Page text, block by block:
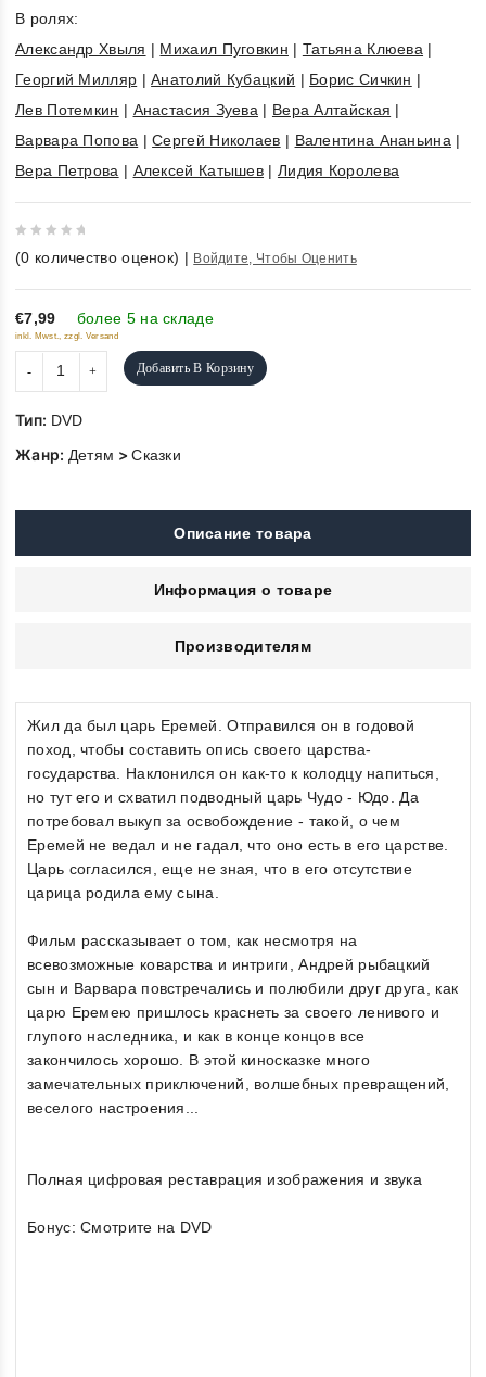
В ролях:
Александр Хвыля | Михаил Пуговкин | Татьяна Клюева |
Георгий Милляр |Анатолий Кубацкий | Борис Сичкин |
Лев Потемкин | Анастасия Зуева | Вера Алтайская |
Варвара Попова |Сергей Николаев | Валентина Ананьина |
Вера Петрова | Алексей Катышев | Лидия Королева
out
of
5
(0 количество оценок) | Войдите, Чтобы Оценить
€7,99 более 5 на складе
inkl. Mwst., zzgl. Versand
Добавить В Корзину
Тип: DVD
Жанр: Детям >Сказки
Описание товара
Информация о товаре
Производителям
Жил да был царь Еремей. Отправился он в годовой
поход, чтобы составить опись своего царства-
государства. Наклонился он как-то к колодцу напиться,
но тут его и схватил подводный царь Чудо - Юдо. Да
потребовал выкуп за освобождение - такой, о чем
Еремей не ведал и не гадал, что оно есть в его царстве.
Царь согласился, еще не зная, что в его отсутствие
царица родила ему сына.
Фильм рассказывает о том, как несмотря на
всевозможные коварства и интриги, Андрей рыбацкий
сын и Варвара повстречались и полюбили друг друга, как
царю Еремею пришлось краснеть за своего ленивого и
глупого наследника, и как в конце концов все
закончилось хорошо. В этой киносказке много
замечательных приключений, волшебных превращений,
веселого настроения...
Полная цифровая реставрация изображения и звука
Бонус: Смотрите на DVD